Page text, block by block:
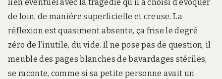
lien éventuel avec la tragédie qu’il a choisi d’évoquer
de loin, de manière superficielle et creuse. La
réflexion est quasiment absente, ça frise le degré
zéro de l’inutile, du vide. Il ne pose pas de question, il
meuble des pages blanches de bavardages stériles,
se raconte, comme si sa petite personne avait un